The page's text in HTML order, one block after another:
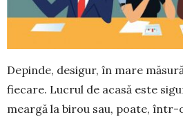
Depinde, desigur, în mare
fiecare. Lucrul de acasă este
meargă la birou sau, poate, într-